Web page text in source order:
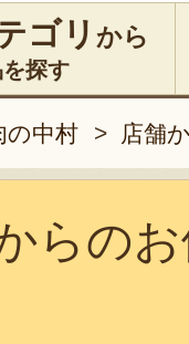
ゴリ から
探す
の中村 > 店舗
らの